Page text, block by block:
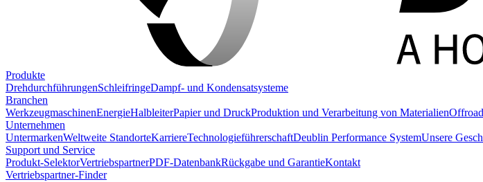
Produkte
DrehdurchführungenSchleifringeDampf- und Kondensatsysteme
Branchen
WerkzeugmaschinenEnergieHalbleiterPapier und DruckProduktion und Verarbeitung von MaterialienOffroad
Unternehmen
UntermarkenWeltweite StandorteKarriereTechnologieführerschaftDeublin Performance SystemUnsere
Support und Service
Produkt-SelektorVertriebspartnerPDF-DatenbankRückgabe und GarantieKontakt
Vertriebspartner-Finder